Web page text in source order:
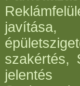
javítása,
szakértés,
jelentés